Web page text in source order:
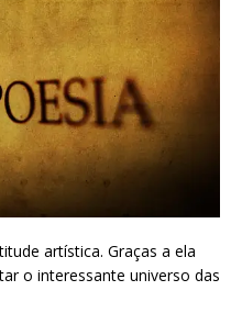
artística. Graças a ela
o interessante universo das